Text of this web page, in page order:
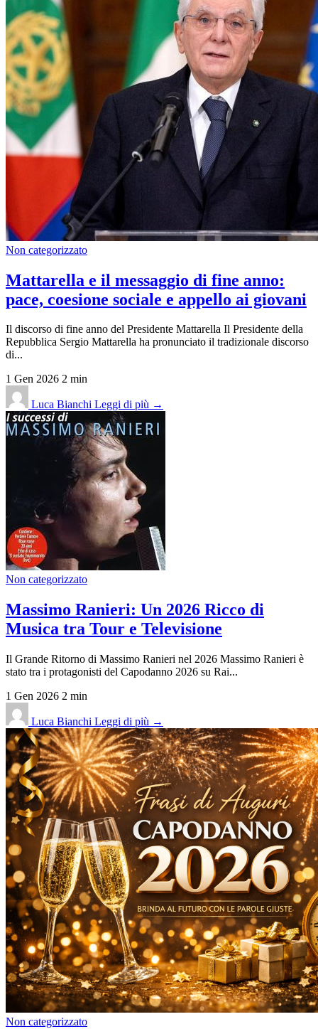
Non categorizzato
Mattarella e il messaggio di fine anno:
pace, coesione sociale e appello ai giovani
Il discorso di fine anno del Presidente Mattarella Il Presidente della
Repubblica Sergio Mattarella ha pronunciato il tradizionale discorso
di...
1 Gen 2026 2 min
Luca Bianchi Leggi di più →
Non categorizzato
Massimo Ranieri: Un 2026 Ricco di
Musica tra Tour e Televisione
Il Grande Ritorno di Massimo Ranieri nel 2026 Massimo Ranieri è
stato tra i protagonisti del Capodanno 2026 su Rai...
1 Gen 2026 2 min
Luca Bianchi Leggi di più →
Non categorizzato